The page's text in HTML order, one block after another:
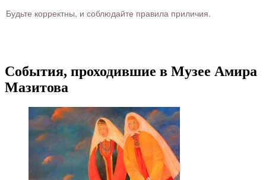
Будьте корректны, и соблюдайте правила приличия.
События, проходившие в Музее Амира
Мазитова